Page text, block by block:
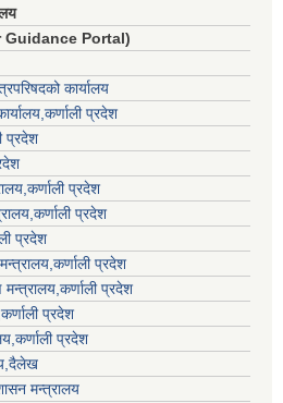
Guidance Portal)
कार्यालय
प्रदेश
प्रदेश
प्रदेश
प्रदेश
प्रदेश
प्रदेश
मन्त्रालय,कर्णाली प्रदेश
प्रदेश
प्रदेश
मन्त्रालय